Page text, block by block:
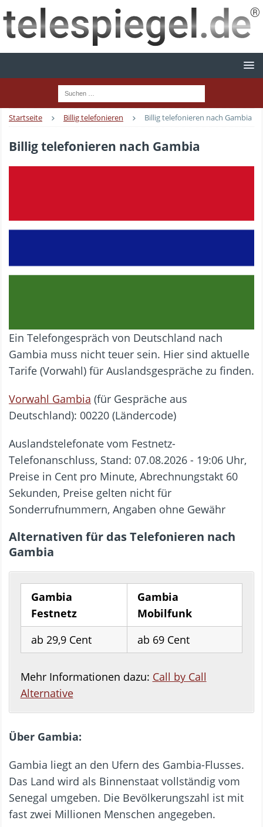
Startseite Billig telefonieren Billig telefonieren nach Gambia
Billig telefonieren nach Gambia
Ein Telefongespräch von Deutschland nach
Gambia muss nicht teuer sein. Hier sind aktuelle
Tarife (Vorwahl) für Auslandsgespräche zu finden.
Vorwahl Gambia (für Gespräche aus
Deutschland): 00220 (Ländercode)
Auslandstelefonate vom Festnetz-
Telefonanschluss, Stand: 07.08.2026 - 19:06 Uhr,
Preise in Cent pro Minute, Abrechnungstakt 60
Sekunden, Preise gelten nicht für
Sonderrufnummern, Angaben ohne Gewähr
Alternativen für das Telefonieren nach
Gambia
Gambia
Festnetz
Gambia
Mobilfunk
ab 29,9 Cent
ab 69 Cent
Mehr Informationen dazu: Call by Call
Alternative
Über Gambia:
Gambia liegt an den Ufern des Gambia-Flusses.
Das Land wird als Binnenstaat vollständig vom
Senegal umgeben. Die Bevölkerungszahl ist mit
fast zwei Millionen Menschen angegeben.